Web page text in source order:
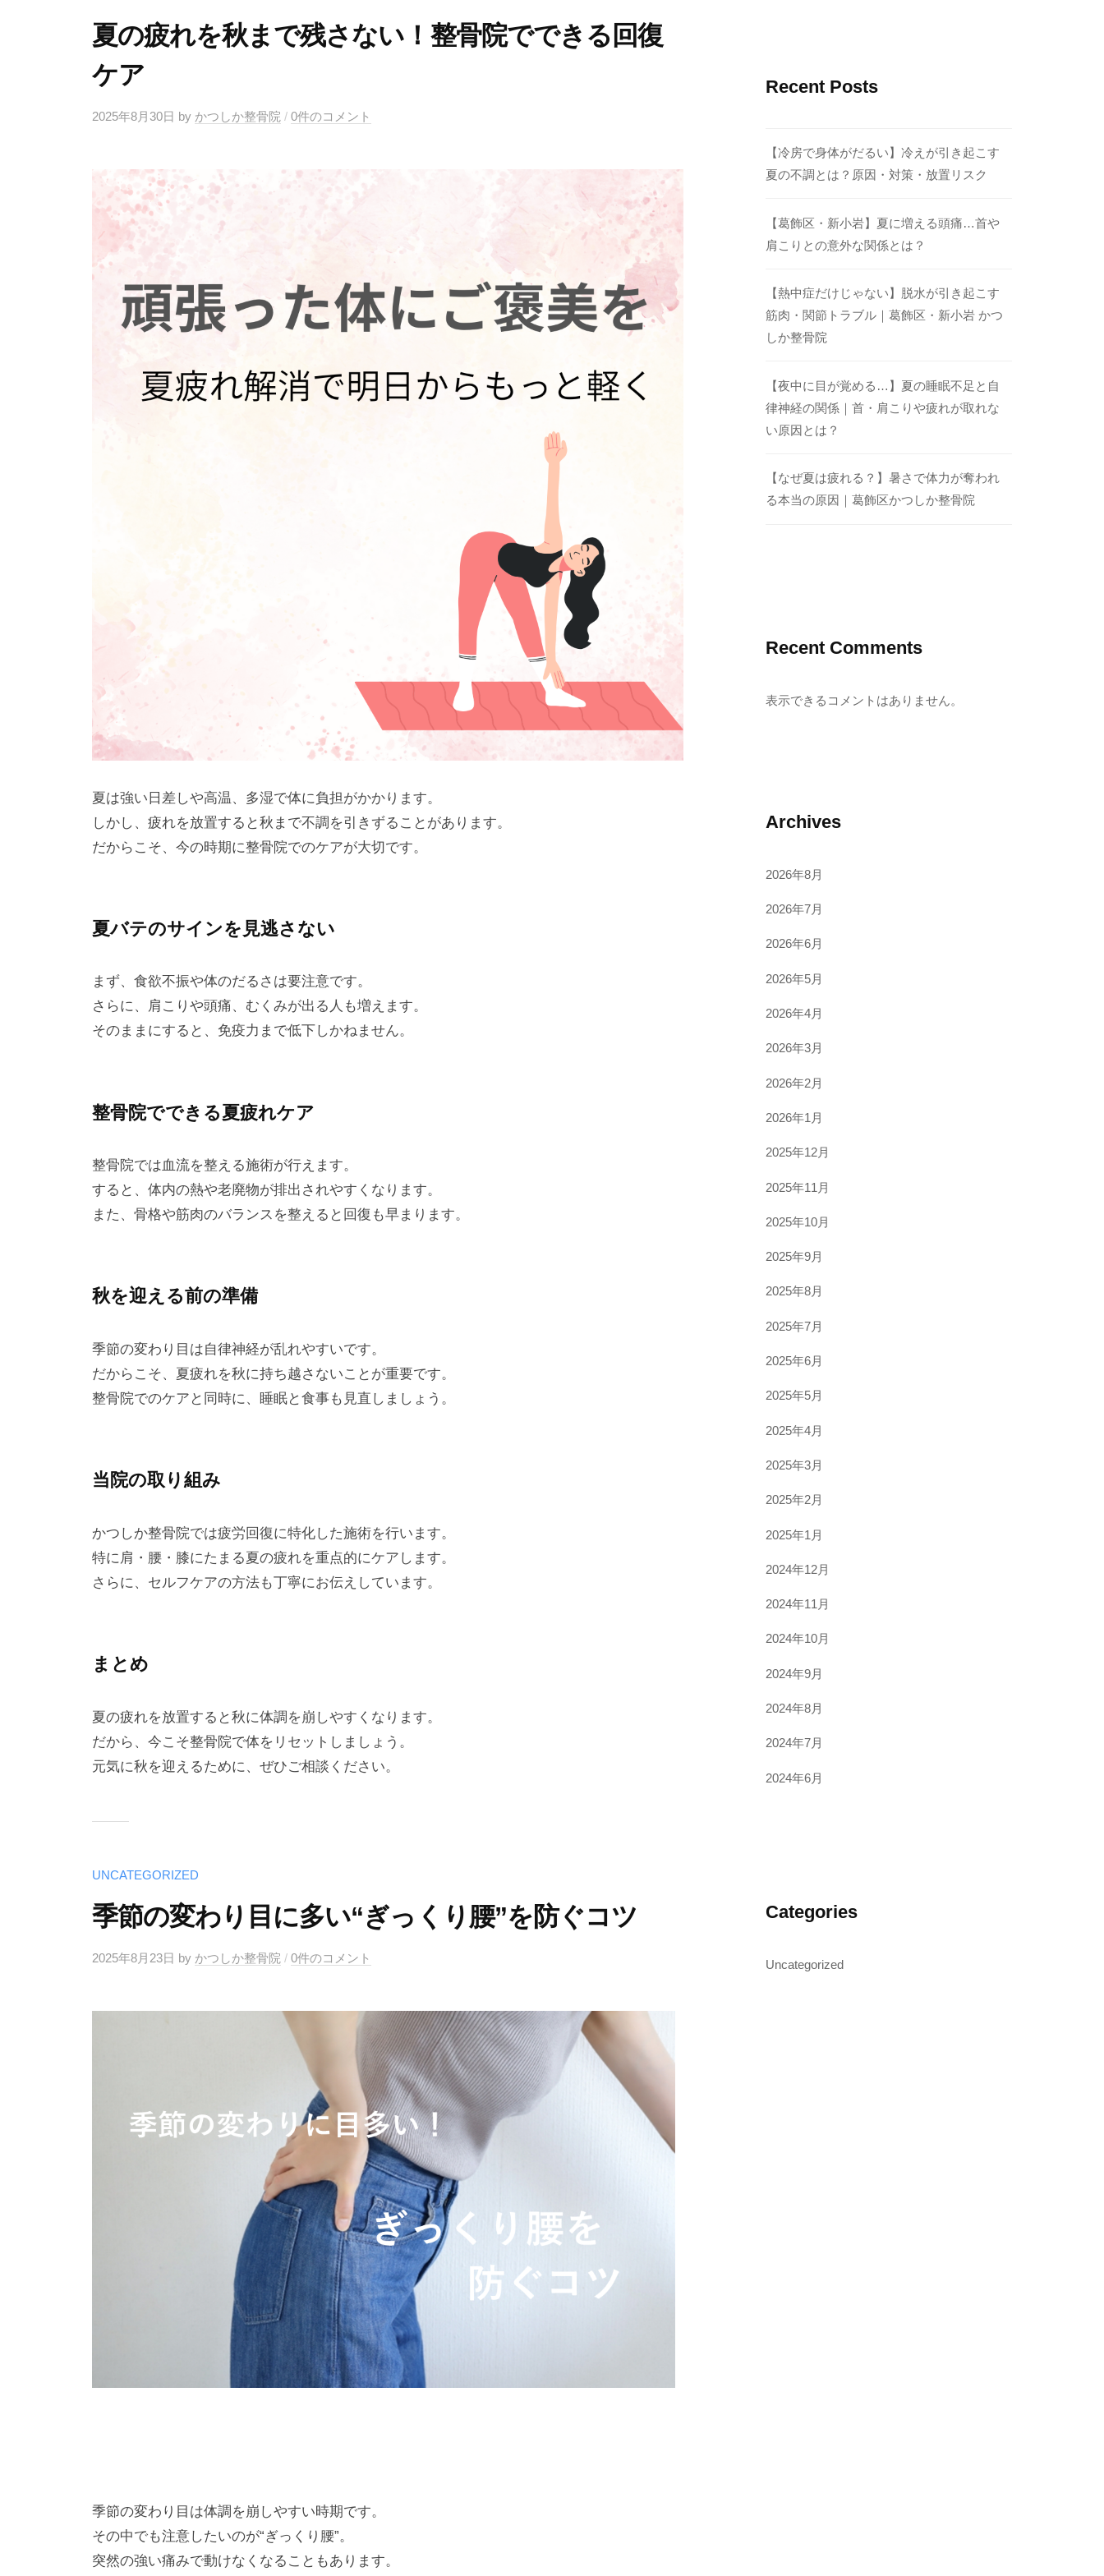
夏の疲れを秋まで残さない！整骨院でできる回復
ケア
2025年8月30日 by かつしか整骨院 / 0件のコメント
夏は強い日差しや高温、多湿で体に負担がかかります。
しかし、疲れを放置すると秋まで不調を引きずることがあります。
だからこそ、今の時期に整骨院でのケアが大切です。
夏バテのサインを見逃さない
まず、食欲不振や体のだるさは要注意です。
さらに、肩こりや頭痛、むくみが出る人も増えます。
そのままにすると、免疫力まで低下しかねません。
整骨院でできる夏疲れケア
整骨院では血流を整える施術が行えます。
すると、体内の熱や老廃物が排出されやすくなります。
また、骨格や筋肉のバランスを整えると回復も早まります。
秋を迎える前の準備
季節の変わり目は自律神経が乱れやすいです。
だからこそ、夏疲れを秋に持ち越さないことが重要です。
整骨院でのケアと同時に、睡眠と食事も見直しましょう。
当院の取り組み
かつしか整骨院では疲労回復に特化した施術を行います。
特に肩・腰・膝にたまる夏の疲れを重点的にケアします。
さらに、セルフケアの方法も丁寧にお伝えしています。
まとめ
夏の疲れを放置すると秋に体調を崩しやすくなります。
だから、今こそ整骨院で体をリセットしましょう。
元気に秋を迎えるために、ぜひご相談ください。
UNCATEGORIZED
季節の変わり目に多い“ぎっくり腰”を防ぐコツ
2025年8月23日 by かつしか整骨院 / 0件のコメント
季節の変わり目は体調を崩しやすい時期です。
その中でも注意したいのが“ぎっくり腰”。
突然の強い痛みで動けなくなることもあります。
Recent Posts
【冷房で身体がだるい】冷えが引き起こす
夏の不調とは？原因・対策・放置リスク
【葛飾区・新小岩】夏に増える頭痛…首や
肩こりとの意外な関係とは？
【熱中症だけじゃない】脱水が引き起こす
筋肉・関節トラブル｜葛飾区・新小岩 かつ
しか整骨院
【夜中に目が覚める…】夏の睡眠不足と自
律神経の関係｜首・肩こりや疲れが取れな
い原因とは？
【なぜ夏は疲れる？】暑さで体力が奪われ
る本当の原因｜葛飾区かつしか整骨院
Recent Comments
表示できるコメントはありません。
Archives
2026年8月
2026年7月
2026年6月
2026年5月
2026年4月
2026年3月
2026年2月
2026年1月
2025年12月
2025年11月
2025年10月
2025年9月
2025年8月
2025年7月
2025年6月
2025年5月
2025年4月
2025年3月
2025年2月
2025年1月
2024年12月
2024年11月
2024年10月
2024年9月
2024年8月
2024年7月
2024年6月
Categories
Uncategorized